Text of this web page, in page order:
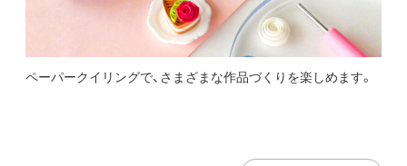
ペーパークイリングで、さまざまな作品づくりを楽しめます。